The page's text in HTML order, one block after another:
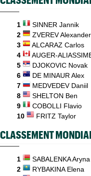
ATP - Montréal
Joao Fonseca a
ATP - Montréal
Alexander Zverev s'est
1 SINNER Jannik
2
ZVEREV Alexander
3
ALCARAZ Carlos
4
AUGER-
5
DJOKOVIC Novak
6
DE MINAUR Alex
7
MEDVEDEV Daniil
8
SHELTON Ben
9
COBOLLI Flavio
10
FRITZ Taylor
CLASSEMENT
1 SABALENKA Aryna
2
RYBAKINA Elena